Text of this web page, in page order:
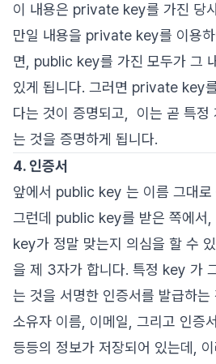
이 내용은 private key를 가진 당
만일 내용을 private key를 이용
면, public key를 가진 모두가 그
있게 됩니다. 그러면 private key
다는 것이 증명되고, 이는 곧 특정
는 것을 증명하게 됩니다.
4. 인증서
앞에서 public key 는 이름 그대로
그런데 public key를 받은 쪽에서
key가 정말 맞는지 의심을 할 수
을 제 3자가 합니다. 특정 key 가
는 것을 서명한 인증서를 발급하는
소유자 이름, 이메일, 그리고 인증
등등의 정보가 저장되어 있는데,